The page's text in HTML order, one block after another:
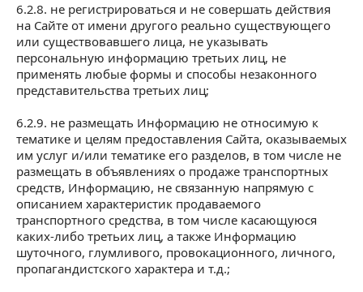
6.2.8. не регистрироваться и не совершать действия
на Сайте от имени другого реально существующего
или существовавшего лица, не указывать
персональную информацию третьих лиц, не
применять любые формы и способы незаконного
представительства третьих лиц;
6.2.9. не размещать Информацию не относимую к
тематике и целям предоставления Сайта, оказываемых
им услуг и/или тематике его разделов, в том числе не
размещать в объявлениях о продаже транспортных
средств, Информацию, не связанную напрямую с
описанием характеристик продаваемого
транспортного средства, в том числе касающуюся
каких-либо третьих лиц, а также Информацию
шуточного, глумливого, провокационного, личного,
пропагандистского характера и т.д.;